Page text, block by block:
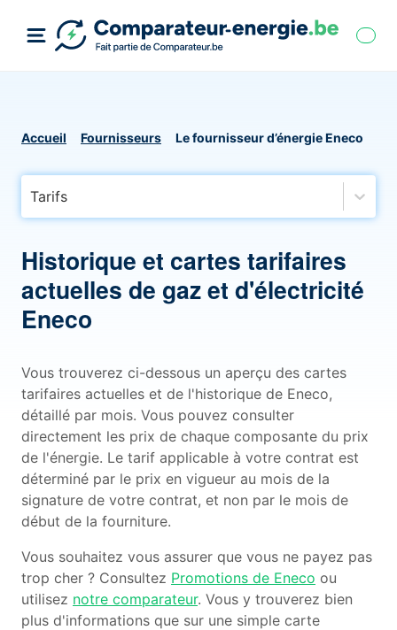
Accueil Fournisseurs Le fournisseur d’énergie Eneco
Tarifs
Historique et cartes tarifaires
actuelles de gaz et d'électricité
Eneco
Vous trouverez ci-dessous un aperçu des cartes
tarifaires actuelles et de l'historique de Eneco,
détaillé par mois. Vous pouvez consulter
directement les prix de chaque composante du prix
de l'énergie. Le tarif applicable à votre contrat est
déterminé par le prix en vigueur au mois de la
signature de votre contrat, et non par le mois de
début de la fourniture.
Vous souhaitez vous assurer que vous ne payez pas
trop cher ? Consultez Promotions de Eneco ou
utilisez notre comparateur. Vous y trouverez bien
plus d'informations que sur une simple carte